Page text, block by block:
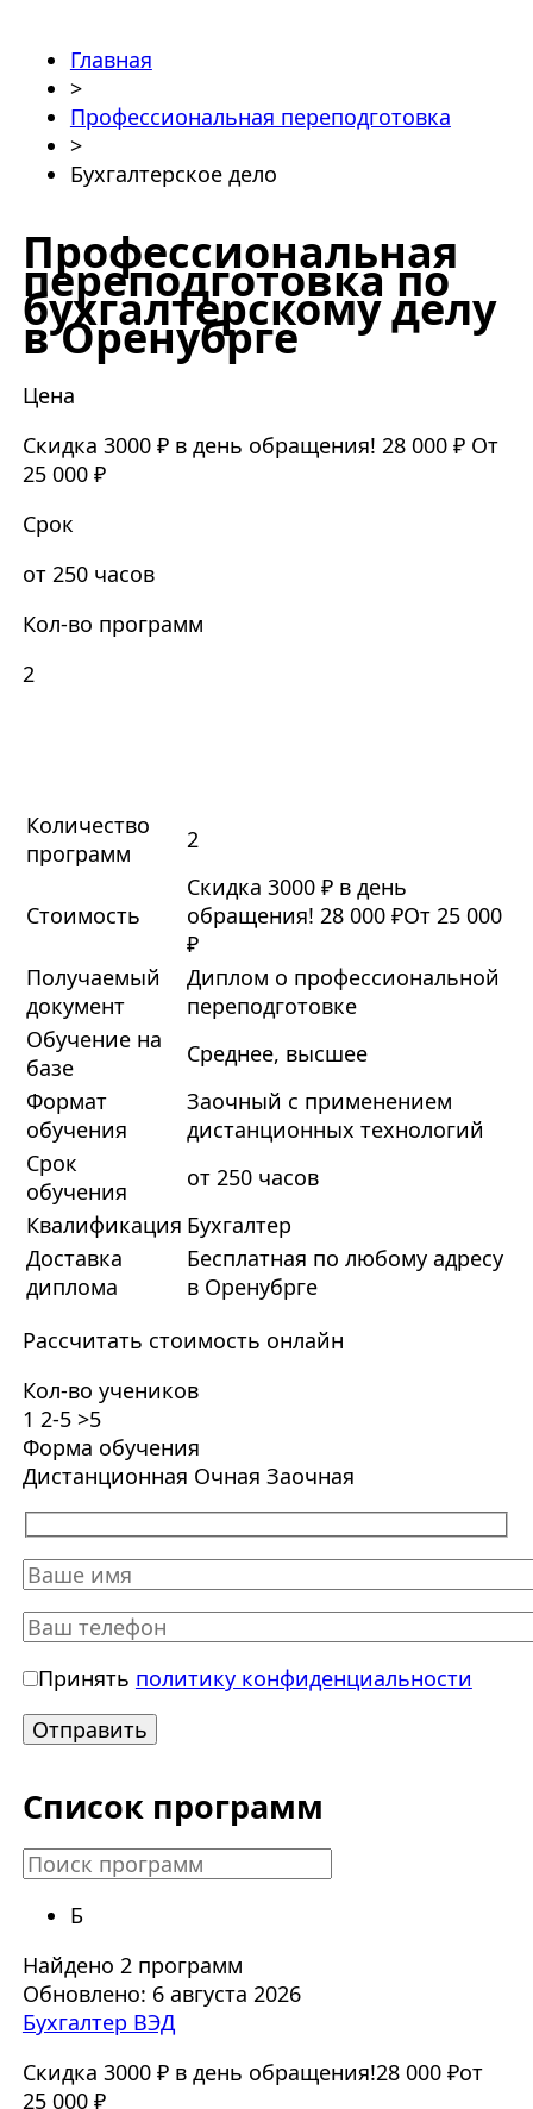
Главная
>
Профессиональная переподготовка
>
Бухгалтерское дело
Профессиональная
переподготовка по
бухгалтерскому делу
в Оренубрге
Цена
Скидка 3000 ₽ в день обращения! 28 000 ₽ От
25 000 ₽
Срок
от 250 часов
Кол-во программ
2
Количество
программ
2
Стоимость
Скидка 3000 ₽ в день
обращения! 28 000 ₽От 25 000
₽
Получаемый
документ
Диплом о профессиональной
переподготовке
Обучение на
базе
Среднее, высшее
Формат
обучения
Заочный с применением
дистанционных технологий
Срок
обучения
от 250 часов
Квалификация Бухгалтер
Доставка
диплома
Бесплатная по любому адресу
в Оренубрге
Рассчитать стоимость онлайн
Кол-во учеников
1 2-5 >5
Форма обучения
Дистанционная Очная Заочная
Принять политику конфиденциальности
Список программ
Б
Найдено 2 программ
Обновлено: 6 августа 2026
Бухгалтер ВЭД
Скидка 3000 ₽ в день обращения!28 000 ₽от
25 000 ₽